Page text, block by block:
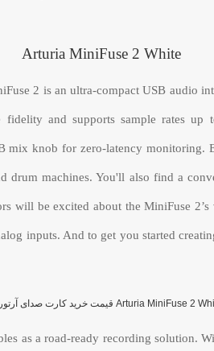
Arturia MiniFuse 2 White
2 is an ultra-compact USB audio
and supports sample rates
knob for zero-latency monitoring.
machines. You'll also find a
will be excited about the MiniFuse
inputs. And to get you started
as a road-ready recording solution.